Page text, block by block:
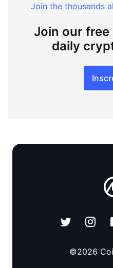
Join the thousands
Join our
daily
©2026